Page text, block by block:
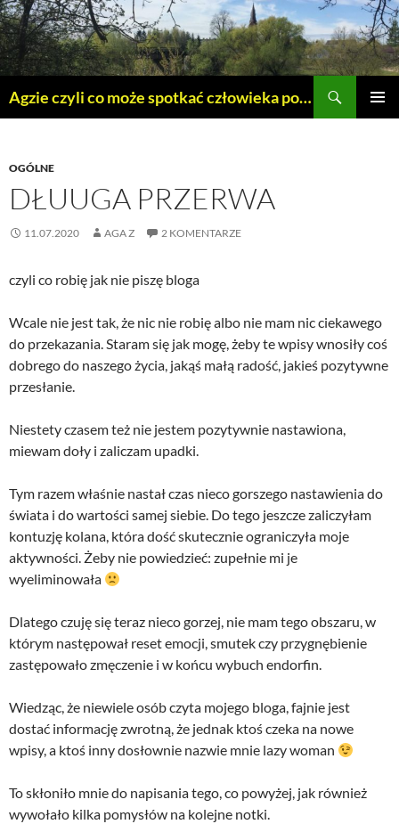
Agzie czyli co może spotkać człowieka po 45 – tce.
OGÓLNE
DŁUUGA PRZERWA
11.07.2020 AGA Z 2 KOMENTARZE
czyli co robię jak nie piszę bloga
Wcale nie jest tak, że nic nie robię albo nie mam nic ciekawego
do przekazania. Staram się jak mogę, żeby te wpisy wnosiły coś
dobrego do naszego życia, jakąś małą radość, jakieś pozytywne
przesłanie.
Niestety czasem też nie jestem pozytywnie nastawiona,
miewam doły i zaliczam upadki.
Tym razem właśnie nastał czas nieco gorszego nastawienia do
świata i do wartości samej siebie. Do tego jeszcze zaliczyłam
kontuzję kolana, która dość skutecznie ograniczyła moje
aktywności. Żeby nie powiedzieć: zupełnie mi je
wyeliminowała
Dlatego czuję się teraz nieco gorzej, nie mam tego obszaru, w
którym następował reset emocji, smutek czy przygnębienie
zastępowało zmęczenie i w końcu wybuch endorfin.
Wiedząc, że niewiele osób czyta mojego bloga, fajnie jest
dostać informację zwrotną, że jednak ktoś czeka na nowe
wpisy, a ktoś inny dosłownie nazwie mnie lazy woman
To skłoniło mnie do napisania tego, co powyżej, jak również
wywołało kilka pomysłów na kolejne notki.